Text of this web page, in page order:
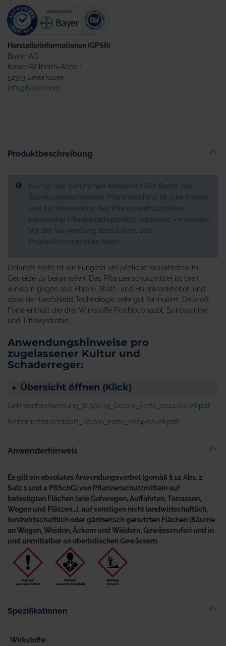
Herstellerinformationen (GPSR)
Bayer AG
Kaiser-Wilhelm-Allee 1
51373 Leverkusen
info@bayer.com
Produktbeschreibung
Nur für den beruflichen Anwender! Der Besitz des
Sachkundenachweises Pflanzenschutz ist zum Erwerb
und zur Anwendung des Pflanzenschutzmittels
notwendig! Pflanzenschutzmittel vorsichtig verwenden.
Vor der Verwendung stets Etikett und
Produktinformationen lesen.
Delaro® Forte ist ein Fungizid um pilzliche Krankheiten im
Getreide zu bekämpfen. Das Pflanzenschutzmittel ist breit
wirksam gegen alle Ähren-, Blatt- und Halmkrankheiten und
dank der Leafshield Technologie sehr gut formuliert. Delaro®
Forte enthält die drei Wirkstoffe Prothioconazol, Spiroxamine
und Trifloxystrobin.
Anwendungshinweise pro
zugelassener Kultur und
Schaderreger:
Übersicht öffnen (Klick)
Gebrauchsanweisung_61561-15_Delaro_Forte_2024-02-28.pdf
Sicherheitsdatenblatt_Delaro_Forte_2024-02-28.pdf
Anwenderhinweis
Es gilt ein absolutes Anwendungsverbot (gemäß § 12 Abs. 2
Satz 1 und 2 PflSchG) von Pflanzenschutzmitteln auf
befestigten Flächen (wie Gehwegen, Auffahrten, Terrassen,
Wegen und Plätzen…), auf sonstigen nicht landwirtschaftlich,
forstwirtschaftlich oder gärtnerisch genutzten Flächen (Säume
an Wegen, Weiden, Äckern und Wäldern, Gewässerufer) und in
und unmittelbar an oberirdischen Gewässern.
Spezifikationen
Wirkstoffe